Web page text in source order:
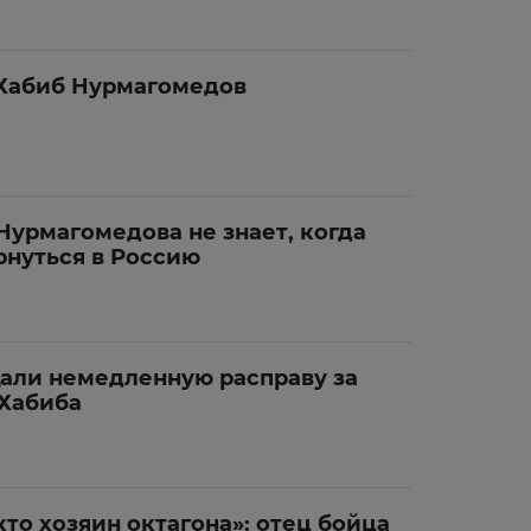
Нурмагомедов
не знает, когда
в Россию
немедленную расправу за
хозяин октагона»: отец бойца